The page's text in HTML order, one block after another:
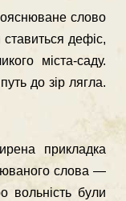
слово
дефіс,
міста-саду.
до зір лягла.
прикладка
слова —
вольність були